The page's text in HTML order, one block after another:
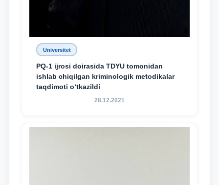
Universitet
PQ-1 ijrosi doirasida TDYU tomonidan
ishlab chiqilgan kriminologik metodikalar
taqdimoti o‘tkazildi
28.12.2021